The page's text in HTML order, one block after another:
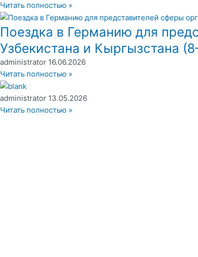
Читать полностью »
Поездка в Германию для
Узбекистана и Кыргызстана
administrator 16.06.2026
Читать полностью »
administrator 13.05.2026
Читать полностью »